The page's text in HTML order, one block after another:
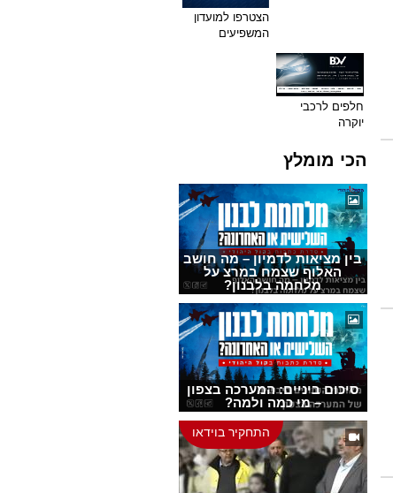
הצטרפו למועדון
המשפיעים
חלפים לרכבי
יוקרה
הכי מומלץ
בין מציאות לדמיון – מה חושב
האלוף שצמח במרצ על
מלחמה בלבנון?
סיכום ביניים: המערכה בצפון
– מי כמה ולמה?
התחקיר בוידאו